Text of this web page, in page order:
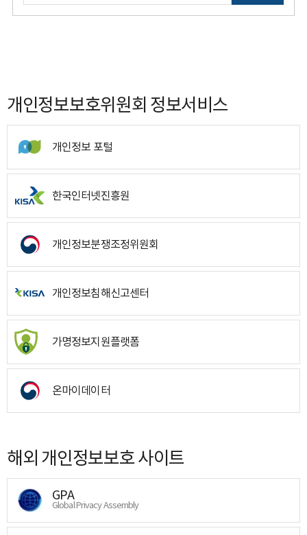
개인정보보호위원회 정보서비스
개인정보 포털
한국인터넷진흥원
개인정보분쟁조정위원회
개인정보침해신고센터
가명정보지원플랫폼
온마이데이터
해외 개인정보보호 사이트
GPA
Global Privacy Assembly